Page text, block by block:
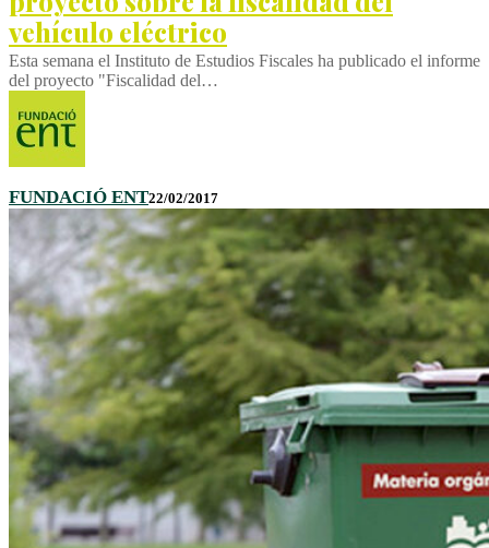
vehículo eléctrico
Esta semana el Instituto de Estudios Fiscales ha publicado el informe
del proyecto "Fiscalidad del…
FUNDACIÓ ENT22/02/2017